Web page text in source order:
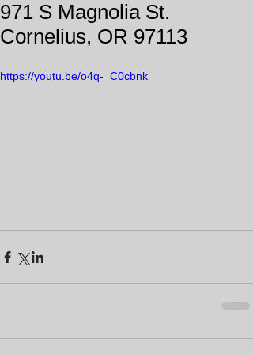
971 S Magnolia St.
Cornelius, OR 97113
https://youtu.be/o4q-_C0cbnk